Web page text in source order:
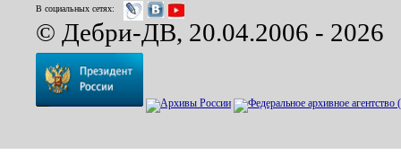
В социальных сетях:
© Дебри-ДВ, 20.04.2006 - 2026